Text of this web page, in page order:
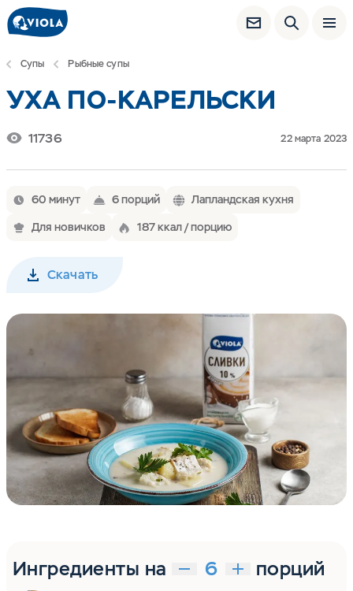
Супы Рыбные супы
УХА ПО-КАРЕЛЬСКИ
11736 22 марта 2023
60 минут 6 порций
Лапландская кухня
Для новичков
187 ккал / порцию
Скачать
Ингредиенты на порций